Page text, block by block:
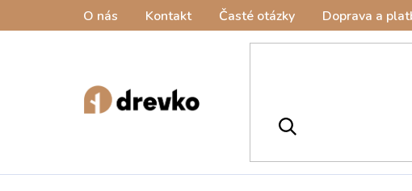
O nás Kontakt Časté otázky Doprava a